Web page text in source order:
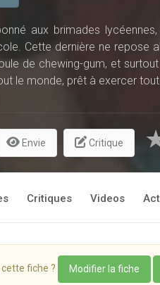
aux brimades
Cette dernière ne repose
de chewing-gum, et
le monde, prêt à exercer
Envie Critique
Critiques Videos
fiche ? Modifier la fiche